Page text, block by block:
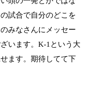
試合で自分のどこを
みなさんにメッセー
います。K-1という大
ます。期待してて下